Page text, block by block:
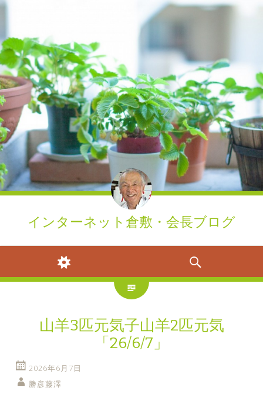
インターネット倉敷・会長ブログ
ウィジェット
山羊3匹元気子山羊2匹元気
「26/6/7」
2026年6月7日
勝彦藤澤